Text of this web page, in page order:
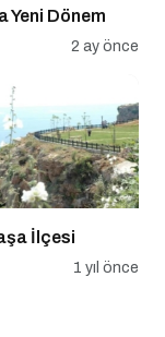
Yeni Dönem
2 ay önce
İlçesi
1 yıl önce